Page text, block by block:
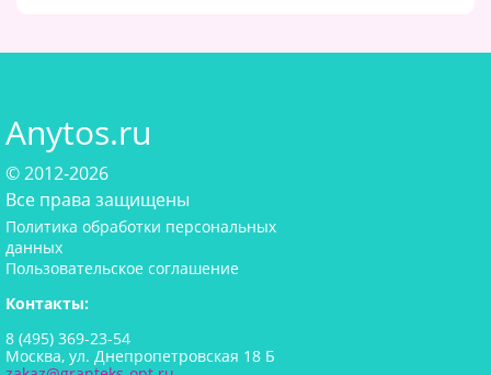
Anytos.ru
© 2012-2026
Все права защищены
Политика обработки персональных
данных
Пользовательское соглашение
Контакты:
8 (495) 369-23-54
Москва, ул. Днепропетровская 18 Б